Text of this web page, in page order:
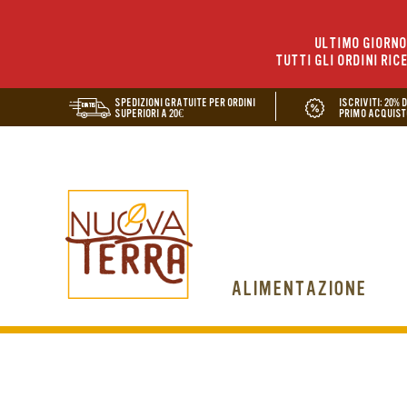
ULTIMO
TUTTI GLI ORDINI
SPEDIZIONI GRATUITE PER ORDINI
SUPERIORI A 20€
ISCRIVITI: 20%
PRIMO
ALIMENTAZIONE